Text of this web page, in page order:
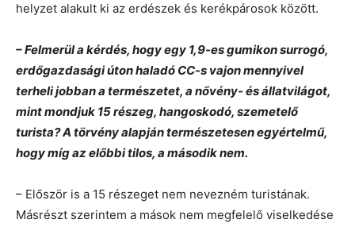
helyzet alakult ki az erdészek és kerékpárosok között.
– Felmerül a kérdés, hogy egy 1,9-es gumikon surrogó,
erdőgazdasági úton haladó CC-s vajon mennyivel
terheli jobban a természetet, a nővény- és állatvilágot,
mint mondjuk 15 részeg, hangoskodó, szemetelő
turista? A törvény alapján természetesen egyértelmű,
hogy míg az előbbi tilos, a második nem.
– Először is a 15 részeget nem nevezném turistának.
Másrészt szerintem a mások nem megfelelő viselkedése